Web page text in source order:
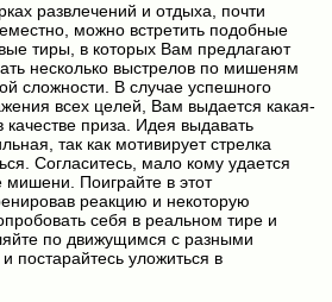
развлечений и отдыха, почти
можно встретить подобные
тиры, в которых Вам предлагают
несколько выстрелов по мишеням
сложности. В случае успешного
всех целей, Вам выдается какая-
качестве приза. Идея выдавать
так как мотивирует стрелка
Согласитесь, мало кому удается
мишени. Поиграйте в этот
реакцию и некоторую
себя в реальном тире и
по движущимся с разными
постарайтесь уложиться в